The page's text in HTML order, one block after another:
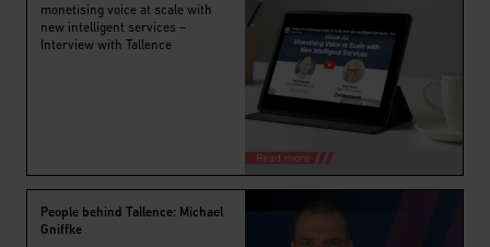
monetising voice at scale with
new intelligent services –
Interview with Tallence
People behind Tallence: Michael
Gniffke